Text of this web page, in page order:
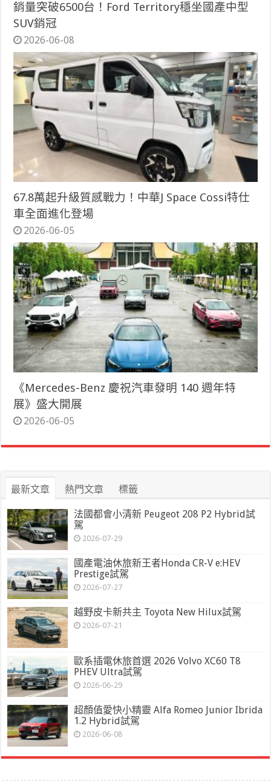
銷量突破6500台！Ford Territory穩坐國產中型
SUV銷冠
2026-06-08
67.8萬起升級質感戰力！中華J Space Cossi特仕
車全面進化登場
2026-06-05
《Mercedes-Benz 慶祝汽車發明 140 週年特
展》盛大開展
2026-06-05
最新文章 熱門文章 標籤
法國都會小清新 Peugeot 208 P2 Hybrid試
駕
2026-07-29
國產電油休旅新王者Honda CR-V e:HEV
Prestige試駕
2026-07-27
越野皮卡新共主 Toyota New Hilux試駕
2026-07-21
歐系插電休旅首選 2026 Volvo XC60 T8
PHEV Ultra試駕
2026-06-29
超顏值愛快小精靈 Alfa Romeo Junior Ibrida
1.2 Hybrid試駕
2026-06-08